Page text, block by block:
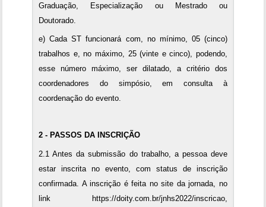
Graduação, Especialização ou Mestrado ou
Doutorado.
e) Cada ST funcionará com, no mínimo, 05 (cinco)
trabalhos e, no máximo, 25 (vinte e cinco), podendo,
esse número máximo, ser dilatado, a critério dos
coordenadores do simpósio, em consulta à
coordenação do evento.
2 - PASSOS DA INSCRIÇÃO
2.1 Antes da submissão do trabalho, a pessoa deve
estar inscrita no evento, com status de inscrição
confirmada. A inscrição é feita no site da jornada, no
link https://doity.com.br/jnhs2022/inscricao,